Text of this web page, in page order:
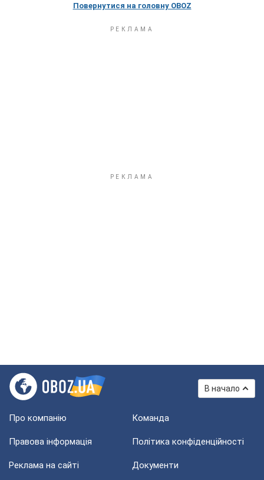
Повернутися на головну OBOZ
В начало
Про компанію Команда
Правова інформація Політика конфіденційності
Реклама на сайті Документи